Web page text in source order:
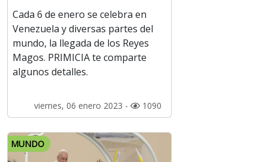
Cada 6 de enero se celebra en
Venezuela y diversas partes del
mundo, la llegada de los Reyes
Magos. PRIMICIA te comparte
algunos detalles.
viernes, 06 enero 2023 - 1090
MUNDO